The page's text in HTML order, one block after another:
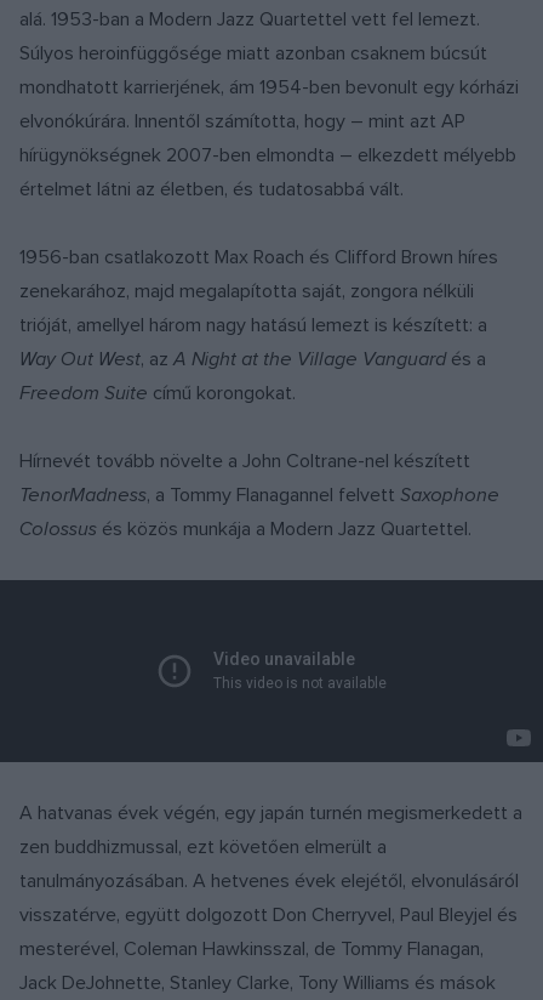
alá. 1953-ban a Modern Jazz Quartettel vett fel lemezt.
Súlyos heroinfüggősége miatt azonban csaknem búcsút
mondhatott karrierjének, ám 1954-ben bevonult egy kórházi
elvonókúrára. Innentől számította, hogy – mint azt AP
hírügynökségnek 2007-ben elmondta – elkezdett mélyebb
értelmet látni az életben, és tudatosabbá vált.
1956-ban csatlakozott Max Roach és Clifford Brown híres
zenekarához, majd megalapította saját, zongora nélküli
trióját, amellyel három nagy hatású lemezt is készített: a
Way Out West, azA Night at the Village Vanguardés a
Freedom Suite című korongokat.
Hírnevét tovább növelte a John Coltrane-nel készített
TenorMadness, a Tommy Flanagannel felvett Saxophone
Colossus és közös munkája a Modern Jazz Quartettel.
A hatvanas évek végén, egy japán turnén megismerkedett a
zen buddhizmussal, ezt követően elmerült a
tanulmányozásában. A hetvenes évek elejétől, elvonulásáról
visszatérve, együtt dolgozott Don Cherryvel, Paul Bleyjel és
mesterével, Coleman Hawkinsszal, de Tommy Flanagan,
Jack DeJohnette, Stanley Clarke, Tony Williams és mások